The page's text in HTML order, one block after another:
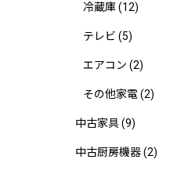
冷蔵庫(12)
テレビ (5)
エアコン (2)
その他家電(2)
中古家具(9)
中古厨房機器(2)